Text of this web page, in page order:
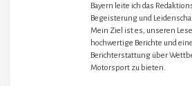
Bayern leite ich das
Begeisterung und
Mein Ziel ist es, unseren
hochwertige Berichte und
Berichterstattung über
Motorsport zu bieten.